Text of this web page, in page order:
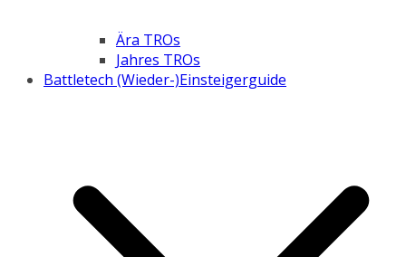
Ära TROs
Jahres TROs
Battletech (Wieder-)Einsteigerguide